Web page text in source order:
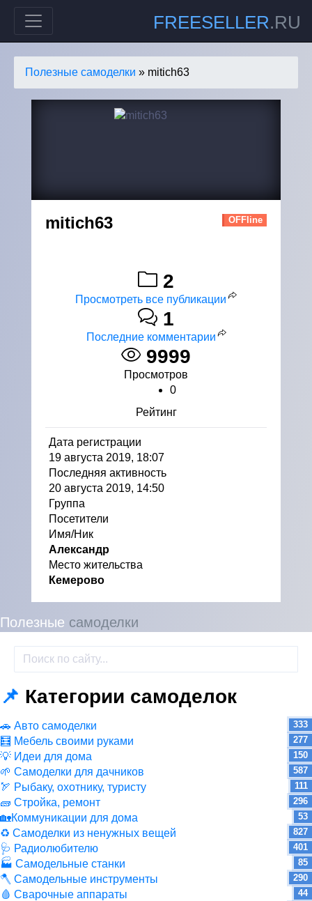
Полезные самоделки
📌 Категории самоделок
🚗 Авто самоделки 333
🧮 Мебель своими руками 277
💡 Идеи для дома 150
🌱 Самоделки для дачников 587
🏹 Рыбаку, охотнику, туристу 111
🧱 Стройка, ремонт 296
🏡Коммуникации для дома 53
♻ Самоделки из ненужных вещей 827
🩺 Радиолюбителю 401
🏭 Самодельные станки 85
🪓 Самодельные инструменты 290
🩸 Сварочные аппараты 44
FREESELLER.RU
Полезные самоделки » mitich63
OFFline
mitich63
2
Просмотреть все публикации
1
Последние комментарии
9999
Просмотров
0
Рейтинг
Дата регистрации
19 августа 2019, 18:07
Последняя активность
20 августа 2019, 14:50
Группа
Посетители
Имя/Ник
Александр
Место жительства
Кемерово